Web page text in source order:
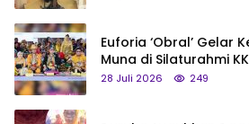
Euforia ‘Obral’ Gelar
Muna di Silaturahmi
Saya Bukan Tipe
28 Juli 2026 249